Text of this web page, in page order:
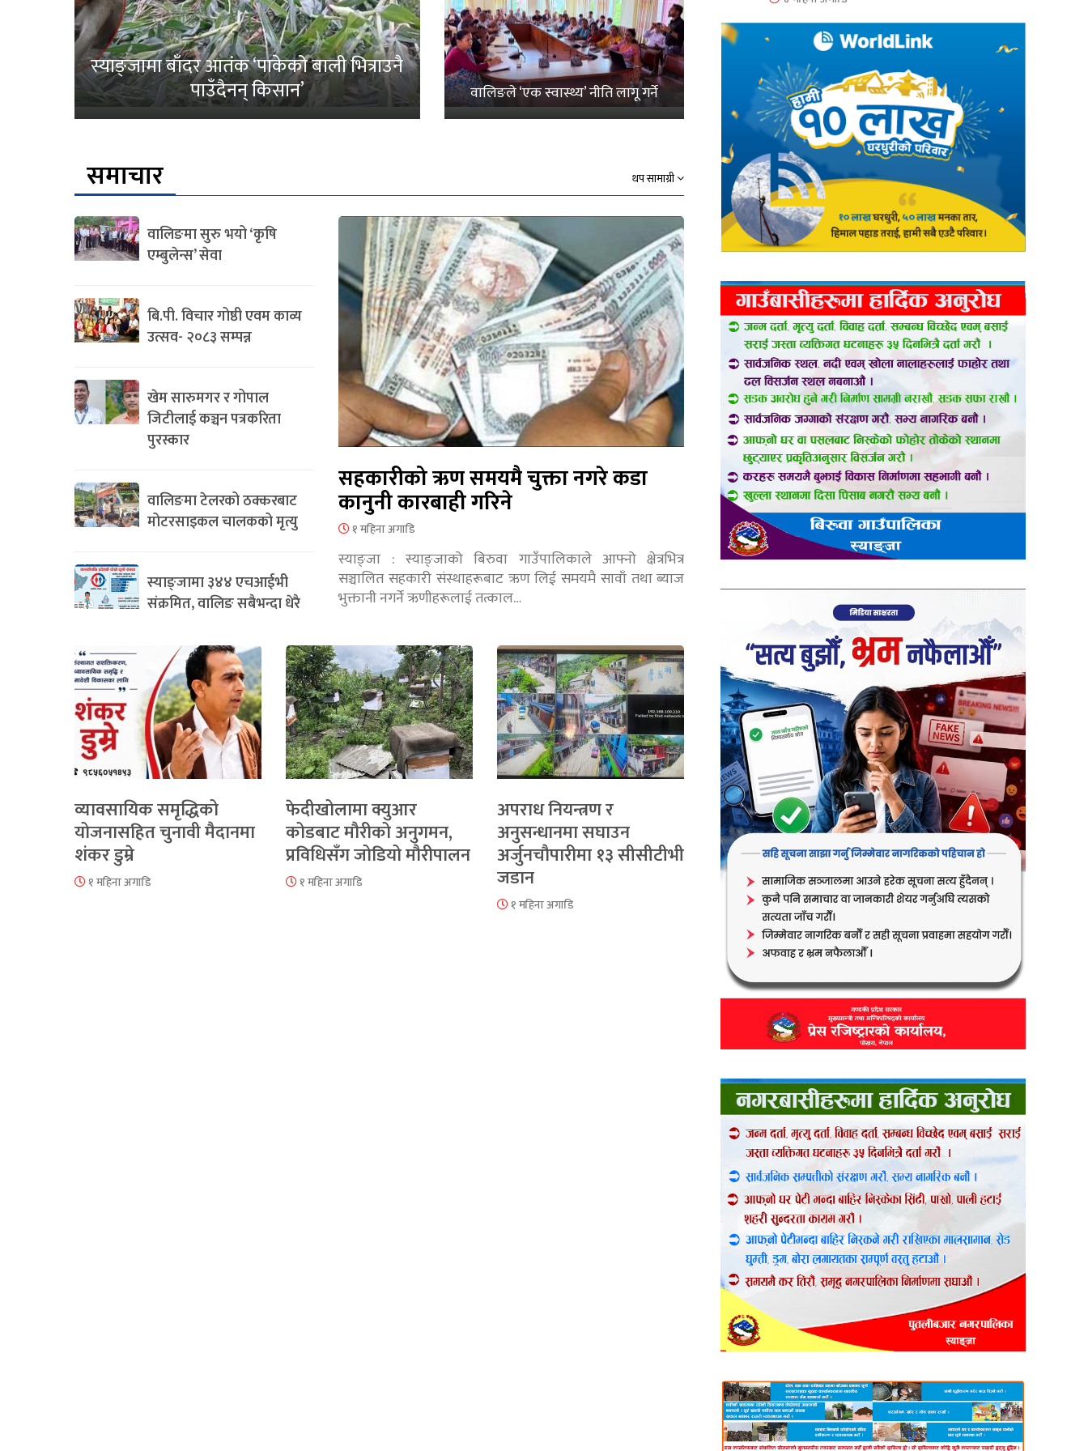
स्याङ्जामा बाँदर आतंक ‘पाकेको बाली भित्राउनै
पाउँदैनन् किसान’ वालिङले ‘एक स्वास्थ्य’ नीति लागू गर्ने
समाचार थप सामाग्री
वालिङमा सुरु भयो ‘कृषि
एम्बुलेन्स’ सेवा
बि.पी. विचार गोष्ठी एवम काव्य
उत्सव- २०८३ सम्पन्न
खेम सारुमगर र गोपाल
जिटीलाई कञ्चन पत्रकरिता
पुरस्कार
वालिङमा टेलरको ठक्करबाट
मोटरसाइकल चालकको मृत्यु
स्याङ्जामा ३४४ एचआईभी
संक्रमित, वालिङ सबैभन्दा धेरै
सहकारीको ऋण समयमै चुक्ता नगरे कडा
कानुनी कारबाही गरिने
१ महिना अगाडि
स्याङ्जा : स्याङ्जाको बिरुवा गाउँपालिकाले आफ्नो क्षेत्रभित्र
सञ्चालित सहकारी संस्थाहरूबाट ऋण लिई समयमै सावाँ तथा ब्याज
भुक्तानी नगर्ने ऋणीहरूलाई तत्काल…
व्यावसायिक समृद्धिको
योजनासहित चुनावी मैदानमा
शंकर डुम्रे
१ महिना अगाडि
फेदीखोलामा क्युआर
कोडबाट मौरीको अनुगमन,
प्रविधिसँग जोडियो मौरीपालन
१ महिना अगाडि
अपराध नियन्त्रण र
अनुसन्धानमा सघाउन
अर्जुनचौपारीमा १३ सीसीटीभी
जडान
१ महिना अगाडि